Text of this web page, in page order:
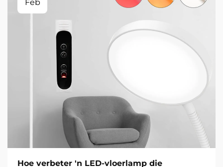
Feb
Hoe verbeter 'n LED-vloerlamp die